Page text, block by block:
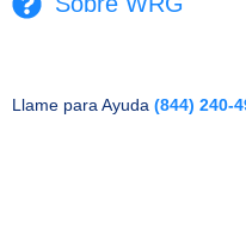
Llame para Ayuda (844) 240-